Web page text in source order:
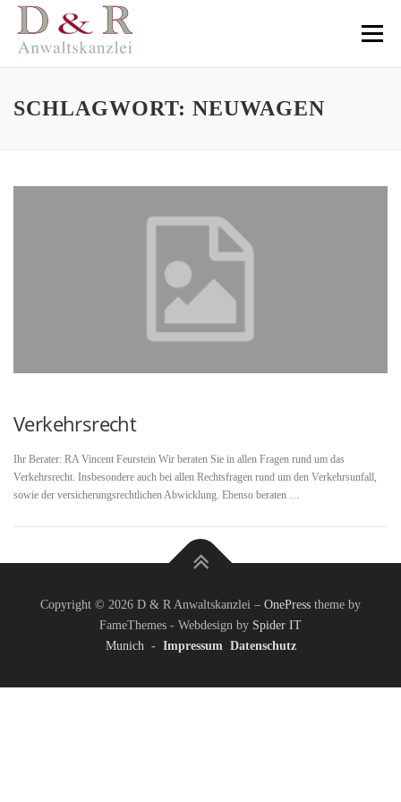
Direkt
Inhalt
Menü
SCHLAGWORT: NEUWAGEN
Verkehrsrecht
Ihr Berater: RA Vincent Feurstein Wir beraten Sie in allen Fragen rund um das
Verkehrsrecht. Insbesondere auch bei allen Rechtsfragen rund um den Verkehrsunfall,
sowie der versicherungsrechtlichen Abwicklung. Ebenso beraten …
Copyright © 2026 D & R Anwaltskanzlei – OnePress theme by
FameThemes - Webdesign by Spider IT
Munich- Impressum Datenschutz